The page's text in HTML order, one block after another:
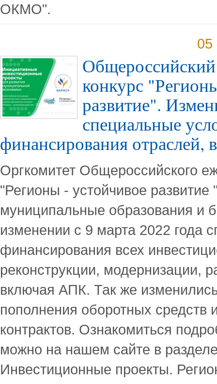
ОКМО".
05
конкурс
развитие".
специальные
финансирования
Оргкомитет Общероссийского
"Регионы - устойчивое
муниципальные образования и
изменении с 9 марта 2022 года
финансирования всех
реконструкции, модернизации,
включая АПК. Так же
пополнения оборотных средств
контрактов. Ознакомиться
можно на нашем сайте в
Инвестиционные проекты.